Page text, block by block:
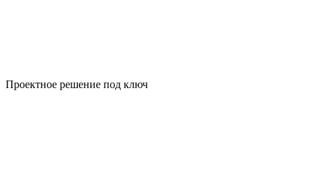
Проектное решение под ключ